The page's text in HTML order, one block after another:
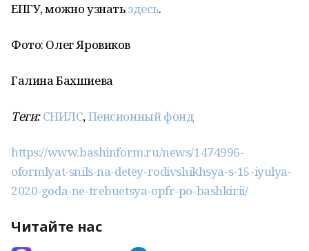
ЕПГУ, можно узнатьздесь.
Фото: Олег Яровиков
Галина Бахшиева
Теги: СНИЛС,Пенсионный фонд
https://www.bashinform.ru/news/1474996-
oformlyat-snils-na-detey-rodivshikhsya-s-15-iyulya-
2020-goda-ne-trebuetsya-opfr-po-bashkirii/
Читайте нас